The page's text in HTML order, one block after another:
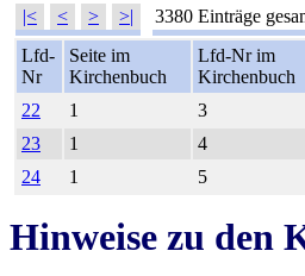
|< < > >| 3380 Einträge
Lfd-
Nr
Seite im
Kirchenbuch
Lfd-Nr im
Kirchenbuch
22
1 3
23
1 4
24
1 5
Hinweise zu den